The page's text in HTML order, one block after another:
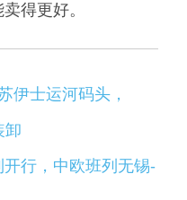
卖得更好。
伊士运河码头，
卸
行，中欧班列无锡-